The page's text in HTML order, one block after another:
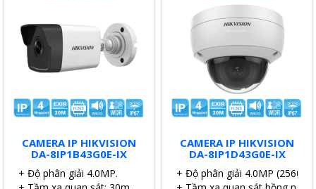
CAMERA IP HIKVISION
DA-8IP1B43G0E-IX
+ Độ phân giải 4.0MP.
CAMERA IP HIKVISION
DA-8IP1D43G0E-IX
+ Độ phân giải 4.0MP